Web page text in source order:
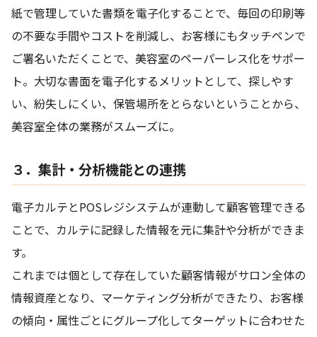
紙で管理していた書類を電子化することで、毎回の印刷等
の不要な手間やコストを削減し、お客様にもタッチペンで
ご署名いただくことで、美容室のペーパーレス化をサポー
ト。大切な書面を電子化するメリットとして、探しやす
い、紛失しにくい、保管場所をとらないということから、
美容室全体の業務がスムーズに。
３．集計・分析機能との連携
電子カルテとPOSレジシステムが連動して顧客管理できる
ことで、カルテに記録した情報を元に集計や分析ができま
す。
これまでは個として存在していた顧客情報がサロン全体の
情報資産となり、マーケティング分析ができたり、お客様
の傾向・属性ごとにグループ化してターゲットに合わせた